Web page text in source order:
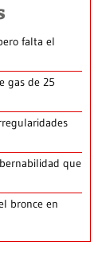
falta el
gas de 25
que
bronce en